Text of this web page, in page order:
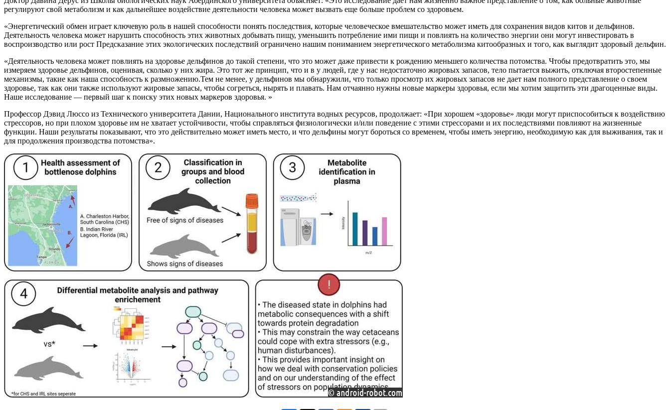
регулируют свой метаболизм и как дальнейшее воздействие деятельности человека может вызвать еще больше проблем со здоровьем.
«Энергетический обмен играет ключевую роль в нашей способности понять последствия, которые человеческое вмешательство может иметь для сохранения видов китов и дельфинов.
Деятельность человека может нарушить способность этих животных добывать пищу, уменьшить потребление ими пищи и повлиять на количество энергии они могут инвестировать в
воспроизводство или рост Предсказание этих экологических последствий ограничено нашим пониманием энергетического метаболизма китообразных и того, как выглядит здоровый дельфин.
«Деятельность человека может повлиять на здоровье дельфинов до такой степени, что это может даже привести к рождению меньшего количества потомства. Чтобы предотвратить это, мы
измеряем здоровье дельфинов, оценивая, сколько у них жира. Это тот же принцип, что и в у людей, где у нас недостаточно жировых запасов, тело пытается выжить, отключая второстепенные
механизмы, такие как наша способность к размножению.Тем не менее, у дельфинов мы обнаружили, что только просмотр их жировых запасов не дает нам полного представление о своем
здоровье, так как они также используют жировые запасы, чтобы согреться, нырять и плавать. Нам отчаянно нужны новые маркеры здоровья, если мы хотим защитить эти драгоценные виды.
Наше исследование — первый шаг к поиску этих новых маркеров здоровья. »
Профессор Дэвид Люссо из Технического университета Дании, Национального института водных ресурсов, продолжает: «При хорошем «здоровье» люди могут приспособиться к воздействию
стрессоров, но при плохом здоровье им не хватает устойчивости, чтобы справляться физиологически и/или поведение с этими стрессорами и их последствиями повлияют на жизненные
функции. Наши результаты показывают, что это действительно может иметь место, и что дельфины могут бороться со временем, чтобы иметь энергию, необходимую как для выживания, так и
для продолжения производства потомства».